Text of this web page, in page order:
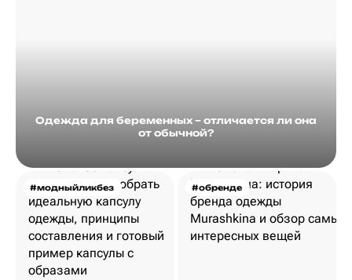
Одежда для беременных – отличается ли она
от обычной?
#модныйликбез #обренде